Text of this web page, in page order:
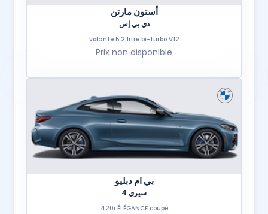
أستون مارتن
دي بي إس
volante 5.2 litre bi-turbo V12
Prix non disponible
بي ام دبليو
سيري 4
420i ÉLÉGANCE coupé